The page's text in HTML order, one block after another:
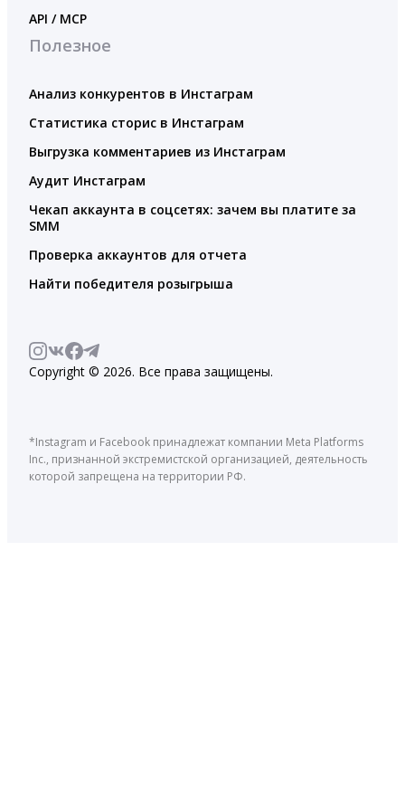
API / MCP
Полезное
Анализ конкурентов в Инстаграм
Статистика сторис в Инстаграм
Выгрузка комментариев из Инстаграм
Аудит Инстаграм
Чекап аккаунта в соцсетях: зачем вы платите за
SMM
Проверка аккаунтов для отчета
Найти победителя розыгрыша
Copyright © 2026. Все права защищены.
*Instagram и Facebook принадлежат компании Meta Platforms
Inc., признанной экстремистской организацией, деятельность
которой запрещена на территории РФ.